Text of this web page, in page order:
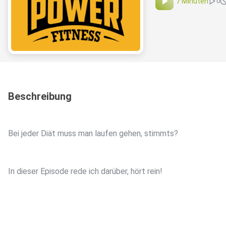
Beschreibung
Bei jeder Diät muss man laufen gehen, stimmts?
In dieser Episode rede ich darüber, hört rein!